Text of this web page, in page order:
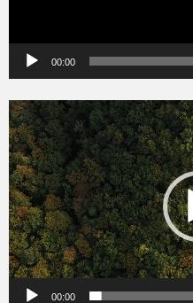
00:00
Videólejátszó
00:00